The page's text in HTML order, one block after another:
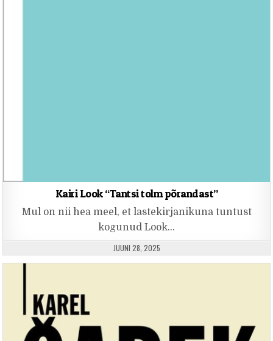
Kairi Look “Tantsi tolm põrandast”
Mul on nii hea meel, et lastekirjanikuna tuntust
kogunud Look…
PUBLISHED DATE:
JUUNI 28, 2025